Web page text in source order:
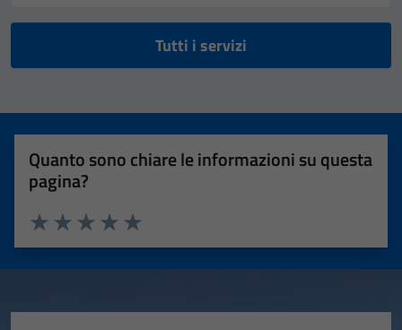
Tutti i servizi
Quanto sono chiare le informazioni su questa
pagina?
Valuta 5 stelle su 5
Valuta 4 stelle su 5
Valuta 3 stelle su 5
Valuta 2 stelle su 5
Valuta 1 stelle su 5